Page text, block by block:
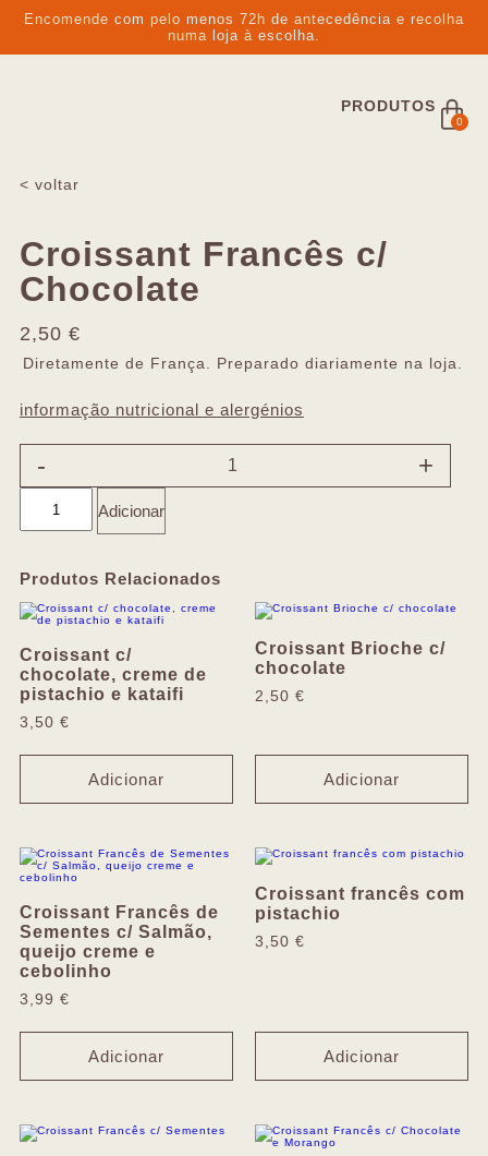
Encomende com pelo menos 72h de antecedência e recolha
numa loja à escolha.
PRODUTOS
0
< voltar
Croissant Francês c/
Chocolate
2,50 €
Diretamente de França. Preparado diariamente na loja.
informação nutricional e alergénios
- +
Adicionar
Produtos Relacionados
Croissant c/
chocolate, creme de
pistachio e kataifi
3,50 €
Adicionar
Croissant Brioche c/
chocolate
2,50 €
Adicionar
Croissant Francês de
Sementes c/ Salmão,
queijo creme e
cebolinho
3,99 €
Adicionar
Croissant francês com
pistachio
3,50 €
Adicionar